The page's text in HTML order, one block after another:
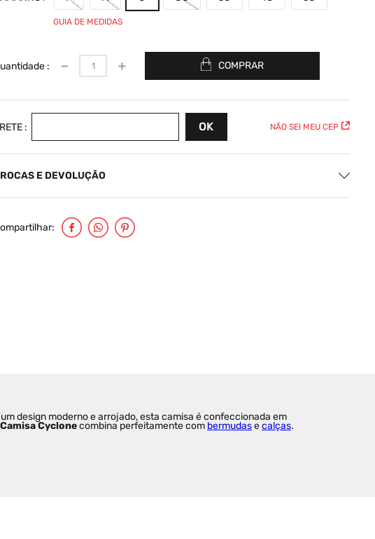
GUIA DE MEDIDAS
＋
－ COMPRAR
NÃO SEI MEU CEP
E DEVOLUÇÃO
design moderno e arrojado, esta camisa é confeccionada em
Camisa Cyclone combina perfeitamente com bermudas e calças.